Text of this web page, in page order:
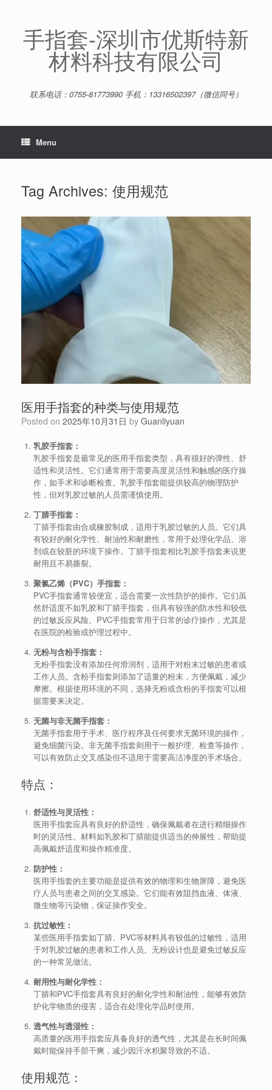
content手指套-深圳市优斯特新
材料科技有限公司
联系电话：0755-81773990 手机：13316502397（微信同号）
Menu
Tag Archives: 使用规范
医用手指套的种类与使用规范
Posted on 2025年10月31日 by Guanliyuan
乳胶手指套：
乳胶手指套是最常见的医用手指套类型，具有很好的弹性、舒
适性和灵活性。它们通常用于需要高度灵活性和触感的医疗操
作，如手术和诊断检查。乳胶手指套能提供较高的物理防护
性，但对乳胶过敏的人员需谨慎使用。
丁腈手指套：
丁腈手指套由合成橡胶制成，适用于乳胶过敏的人员。它们具
有较好的耐化学性、耐油性和耐磨性，常用于处理化学品、溶
剂或在较脏的环境下操作。丁腈手指套相比乳胶手指套来说更
耐用且不易撕裂。
聚氯乙烯（PVC）手指套：
PVC手指套通常较便宜，适合需要一次性防护的操作。它们虽
然舒适度不如乳胶和丁腈手指套，但具有较强的防水性和较低
的过敏反应风险。PVC手指套常用于日常的诊疗操作，尤其是
在医院的检验或护理过程中。
无粉与含粉手指套：
无粉手指套没有添加任何滑润剂，适用于对粉末过敏的患者或
工作人员。含粉手指套则添加了适量的粉末，方便佩戴，减少
摩擦。根据使用环境的不同，选择无粉或含粉的手指套可以根
据需要来决定。
无菌与非无菌手指套：
无菌手指套用于手术、医疗程序及任何要求无菌环境的操作，
避免细菌污染。非无菌手指套则用于一般护理、检查等操作，
可以有效防止交叉感染但不适用于需要高洁净度的手术场合。
特点：
舒适性与灵活性：
医用手指套应具有良好的舒适性，确保佩戴者在进行精细操作
时的灵活性。材料如乳胶和丁腈能提供适当的伸展性，帮助提
高佩戴舒适度和操作精准度。
防护性：
医用手指套的主要功能是提供有效的物理和生物屏障，避免医
疗人员与患者之间的交叉感染。它们能有效阻挡血液、体液、
微生物等污染物，保证操作安全。
抗过敏性：
某些医用手指套如丁腈、PVC等材料具有较低的过敏性，适用
于对乳胶过敏的患者和工作人员。无粉设计也是避免过敏反应
的一种常见做法。
耐用性与耐化学性：
丁腈和PVC手指套具有良好的耐化学性和耐油性，能够有效防
护化学物质的侵害，适合在处理化学品时使用。
透气性与透湿性：
高质量的医用手指套应具备良好的透气性，尤其是在长时间佩
戴时能保持手部干爽，减少因汗水积聚导致的不适。
使用规范：